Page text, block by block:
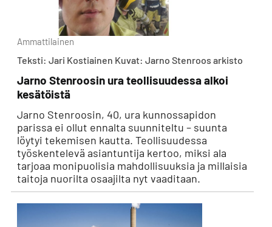
Ammattilainen
Teksti: Jari Kostiainen Kuvat: Jarno Stenroos arkisto
Jarno Stenroosin ura teollisuudessa alkoi
kesätöistä
Jarno Stenroosin, 40, ura kunnossapidon
parissa ei ollut ennalta suunniteltu – suunta
löytyi tekemisen kautta. Teollisuudessa
työskentelevä asiantuntija kertoo, miksi ala
tarjoaa monipuolisia mahdollisuuksia ja millaisia
taitoja nuorilta osaajilta nyt vaaditaan.